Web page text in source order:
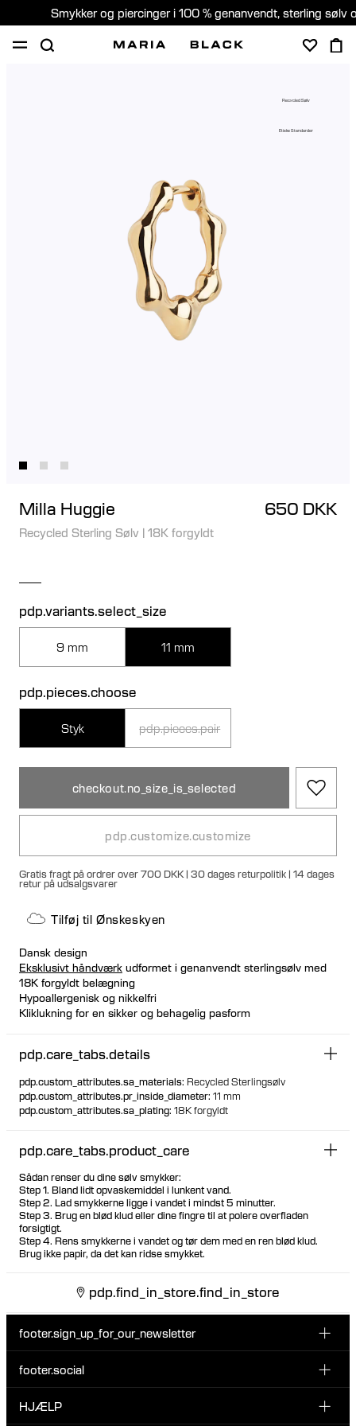
Smykker og piercinger i 100 % genanvendt, sterling sølv
Recycled Sølv
Etiske Standarder
Milla Huggie 650 DKK
Recycled Sterling Sølv | 18K forgyldt
pdp.variants.select_size
9 mm 11 mm
pdp.pieces.choose
Styk pdp.pieces.pair
checkout.no_size_is_selected
pdp.customize.customize
Gratis fragt på ordrer over 700 DKK | 30 dages returpolitik | 14 dages
retur på udsalgsvarer
Tilføj til Ønskeskyen
Dansk design
Eksklusivt håndværk udformet i genanvendt sterlingsølv med
18K forgyldt belægning
Hypoallergenisk og nikkelfri
Kliklukning for en sikker og behagelig pasform
pdp.care_tabs.details
pdp.custom_attributes.sa_materials: Recycled Sterlingsølv
pdp.custom_attributes.pr_inside_diameter: 11 mm
pdp.custom_attributes.sa_plating: 18K forgyldt
pdp.care_tabs.product_care
Sådan renser du dine sølv smykker:
Step 1. Bland lidt opvaskemiddel i lunkent vand.
Step 2. Lad smykkerne ligge i vandet i mindst 5 minutter.
Step 3. Brug en blød klud eller dine fingre til at polere overfladen
forsigtigt.
Step 4. Rens smykkerne i vandet og tør dem med en ren blød klud.
Brug ikke papir, da det kan ridse smykket.
pdp.find_in_store.find_in_store
footer.sign_up_for_our_newsletter
Tilmeld dig vores nyhedsbrev og vær den første til at blive
footer.social
INSTAGRAM
HJÆLP